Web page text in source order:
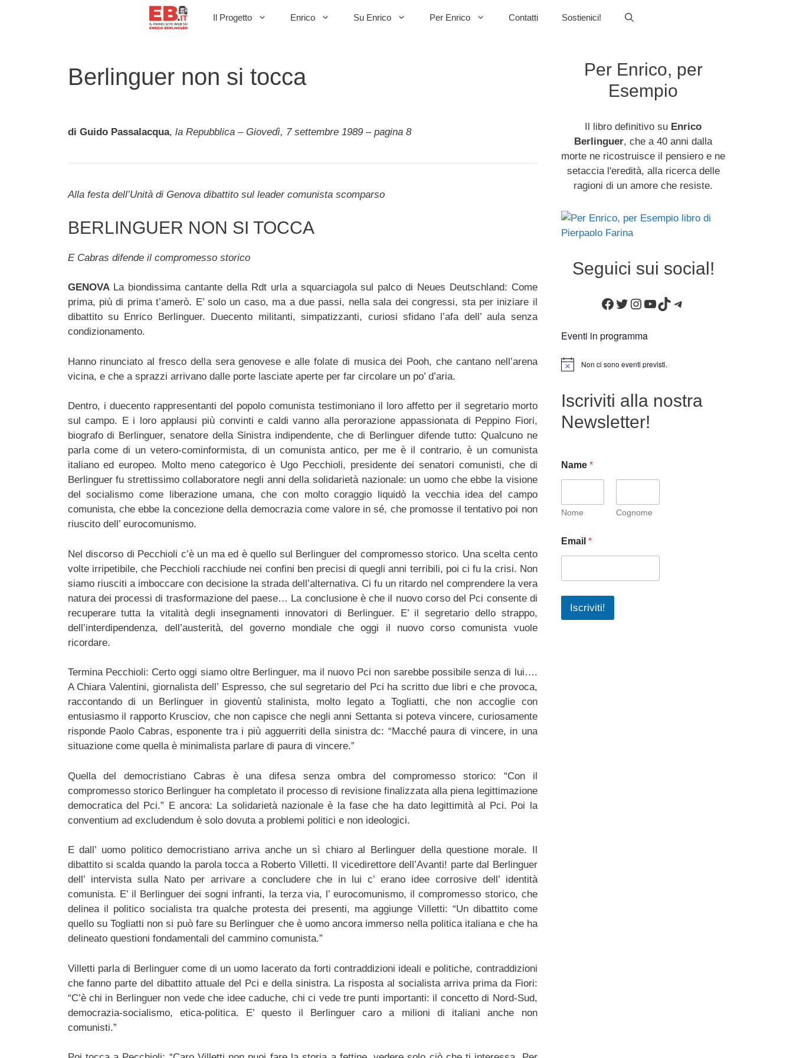
Il Progetto Enrico Su Enrico Per Enrico Contatti Sostienici!
Berlinguer non si tocca
di Guido Passalacqua, la Repubblica – Giovedì, 7 settembre 1989 – pagina 8
Alla festa dell’Unità di Genova dibattito sul leader comunista scomparso
BERLINGUER NON SI TOCCA
E Cabras difende il compromesso storico
GENOVALa biondissima cantante della Rdt urla a squarciagola sul palco di Neues Deutschland: Come
prima, più di prima t’amerò. E’ solo un caso, ma a due passi, nella sala dei congressi, sta per iniziare il
dibattito su Enrico Berlinguer. Duecento militanti, simpatizzanti, curiosi sfidano l’afa dell’ aula senza
condizionamento.
Hanno rinunciato al fresco della sera genovese e alle folate di musica dei Pooh, che cantano nell’arena
vicina, e che a sprazzi arrivano dalle porte lasciate aperte per far circolare un po’ d’aria.
Dentro, i duecento rappresentanti del popolo comunista testimoniano il loro affetto per il segretario morto
sul campo. E i loro applausi più convinti e caldi vanno alla perorazione appassionata di Peppino Fiori,
biografo di Berlinguer, senatore della Sinistra indipendente, che di Berlinguer difende tutto: Qualcuno ne
parla come di un vetero-cominformista, di un comunista antico, per me è il contrario, è un comunista
italiano ed europeo. Molto meno categorico è Ugo Pecchioli, presidente dei senatori comunisti, che di
Berlinguer fu strettissimo collaboratore negli anni della solidarietà nazionale: un uomo che ebbe la visione
del socialismo come liberazione umana, che con molto coraggio liquidò la vecchia idea del campo
comunista, che ebbe la concezione della democrazia come valore in sé, che promosse il tentativo poi non
riuscito dell’ eurocomunismo.
Nel discorso di Pecchioli c’è un ma ed è quello sul Berlinguer del compromesso storico. Una scelta cento
volte irripetibile, che Pecchioli racchiude nei confini ben precisi di quegli anni terribili, poi ci fu la crisi. Non
siamo riusciti a imboccare con decisione la strada dell’alternativa. Ci fu un ritardo nel comprendere la vera
natura dei processi di trasformazione del paese… La conclusione è che il nuovo corso del Pci consente di
recuperare tutta la vitalità degli insegnamenti innovatori di Berlinguer. E’ il segretario dello strappo,
dell’interdipendenza, dell’austerità, del governo mondiale che oggi il nuovo corso comunista vuole
ricordare.
Termina Pecchioli: Certo oggi siamo oltre Berlinguer, ma il nuovo Pci non sarebbe possibile senza di lui….
A Chiara Valentini, giornalista dell’ Espresso, che sul segretario del Pci ha scritto due libri e che provoca,
raccontando di un Berlinguer in gioventù stalinista, molto legato a Togliatti, che non accoglie con
entusiasmo il rapporto Krusciov, che non capisce che negli anni Settanta si poteva vincere, curiosamente
risponde Paolo Cabras, esponente tra i più agguerriti della sinistra dc: “Macché paura di vincere, in una
situazione come quella è minimalista parlare di paura di vincere.”
Quella del democristiano Cabras è una difesa senza ombra del compromesso storico: “Con il
compromesso storico Berlinguer ha completato il processo di revisione finalizzata alla piena legittimazione
democratica del Pci.” E ancora: La solidarietà nazionale è la fase che ha dato legittimità al Pci. Poi la
conventium ad excludendum è solo dovuta a problemi politici e non ideologici.
E dall’ uomo politico democristiano arriva anche un sì chiaro al Berlinguer della questione morale. Il
dibattito si scalda quando la parola tocca a Roberto Villetti. Il vicedirettore dell’Avanti! parte dal Berlinguer
dell’ intervista sulla Nato per arrivare a concludere che in lui c’ erano idee corrosive dell’ identità
comunista. E’ il Berlinguer dei sogni infranti, la terza via, l’ eurocomunismo, il compromesso storico, che
delinea il politico socialista tra qualche protesta dei presenti, ma aggiunge Villetti: “Un dibattito come
quello su Togliatti non si può fare su Berlinguer che è uomo ancora immerso nella politica italiana e che ha
delineato questioni fondamentali del cammino comunista.”
Villetti parla di Berlinguer come di un uomo lacerato da forti contraddizioni ideali e politiche, contraddizioni
che fanno parte del dibattito attuale del Pci e della sinistra. La risposta al socialista arriva prima da Fiori:
“C’è chi in Berlinguer non vede che idee caduche, chi ci vede tre punti importanti: il concetto di Nord-Sud,
democrazia-socialismo, etica-politica. E’ questo il Berlinguer caro a milioni di italiani anche non
comunisti.”
Per Enrico, per
Esempio
Il libro definitivo su Enrico
Berlinguer, che a 40 anni dalla
morte ne ricostruisce il pensiero e ne
setaccia l'eredità, alla ricerca delle
ragioni di un amore che resiste.
Seguici sui social!
Facebook
Twitter
Instagram
YouTube
TikTokTelegram
Eventi in programma
N
c
e
Non ci sono eventi previsti.
Iscriviti alla nostra
Newsletter!
Name *
Nome Cognome
Email *
Iscriviti!